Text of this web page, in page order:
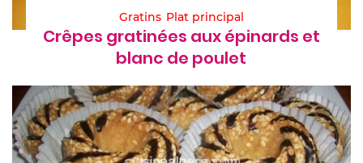
Gratins Plat principal
Crêpes gratinées aux épinards et
blanc de poulet